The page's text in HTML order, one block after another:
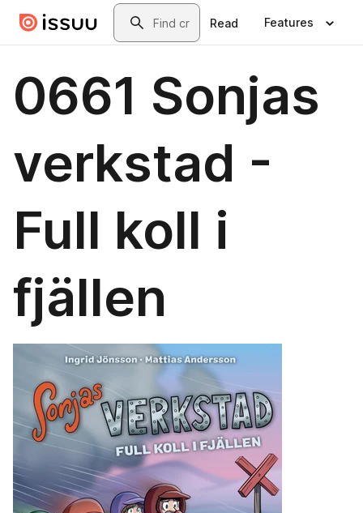
Skip to main contentSearch
Read Features
0661 Sonjas
verkstad -
Full koll i
fjällen